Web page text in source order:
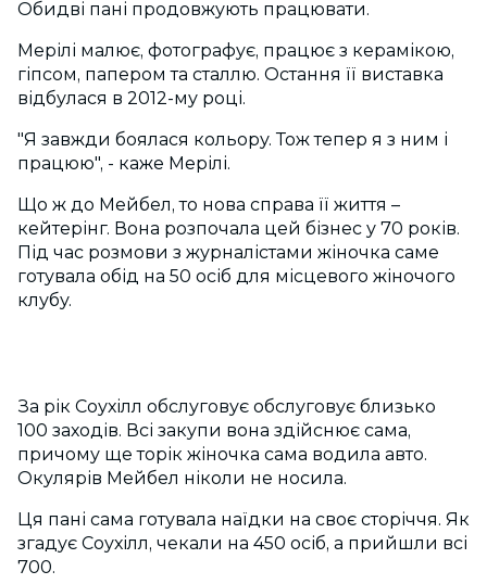
Обидві пані продовжують працювати.
Мерілі малює, фотографує, працює з керамікою,
гіпсом, папером та сталлю. Остання її виставка
відбулася в 2012-му році.
"Я завжди боялася кольору. Тож тепер я з ним і
працюю", - каже Мерілі.
Що ж до Мейбел, то нова справа її життя –
кейтерінг. Вона розпочала цей бізнес у 70 років.
Під час розмови з журналістами жіночка саме
готувала обід на 50 осіб для місцевого жіночого
клубу.
За рік Соухілл обслуговує обслуговує близько
100 заходів. Всі закупи вона здійснює сама,
причому ще торік жіночка сама водила авто.
Окулярів Мейбел ніколи не носила.
Ця пані сама готувала наїдки на своє сторіччя. Як
згадує Соухілл, чекали на 450 осіб, а прийшли всі
700.